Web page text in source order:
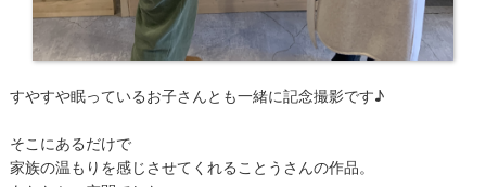
すやすや眠っているお子さんとも一緒に記念撮影です♪
そこにあるだけで
家族の温もりを感じさせてくれることうさんの作品。